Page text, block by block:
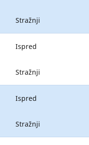
Stražnji
Ispred
Stražnji
Ispred
Stražnji